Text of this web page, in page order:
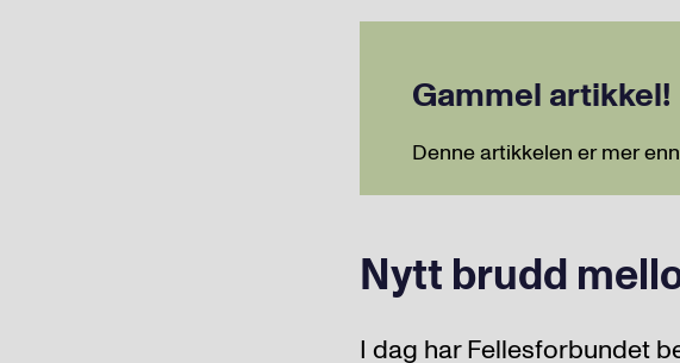
Gammel artikkel!
Denne artikkelen er mer
Nytt brudd
I dag har Fellesforbundet